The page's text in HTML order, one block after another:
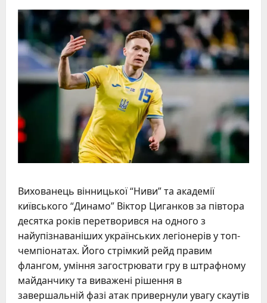
Вихованець вінницької “Ниви” та академії
київського “Динамо” Віктор Циганков за півтора
десятка років перетворився на одного з
найупізнаваніших українських легіонерів у топ-
чемпіонатах. Його стрімкий рейд правим
флангом, уміння загострювати гру в штрафному
майданчику та виважені рішення в
завершальній фазі атак привернули увагу скаутів